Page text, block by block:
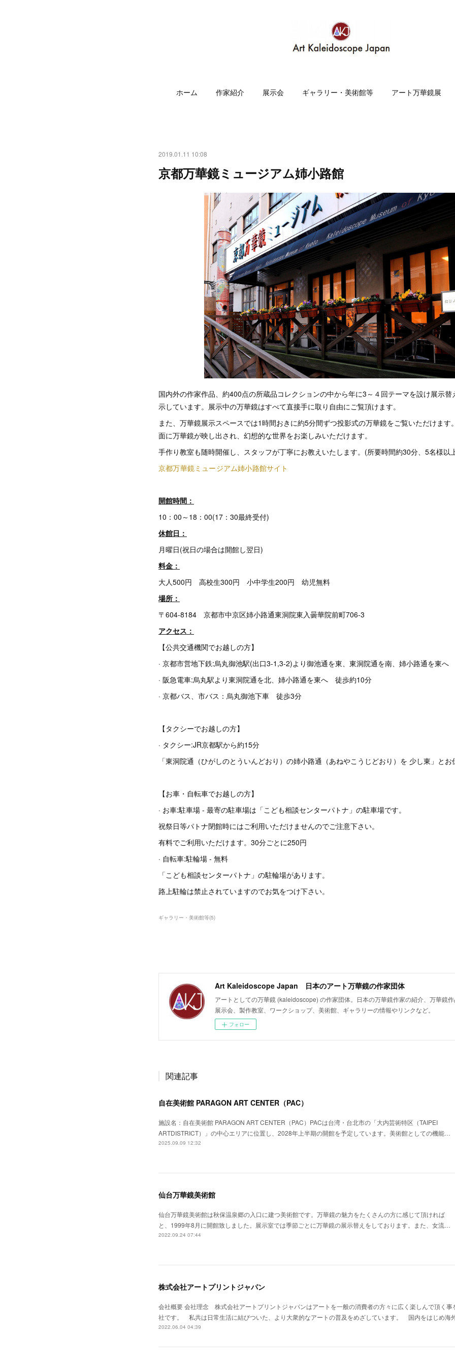
ホーム 作家紹介 展示会 ギャラリー・美術館等 アート万華鏡展
2019.01.11 10:08
京都万華鏡ミュージアム姉小路館
国内外の作家作品、約400点の所蔵品コレクションの中から年に3～４回テーマを設け展示
示しています。展示中の万華鏡はすべて直接手に取り自由にご覧頂けます。
また、万華鏡展示スペースでは1時間おきに約5分間ずつ投影式の万華鏡をご覧いただけます
面に万華鏡が映し出され、幻想的な世界をお楽しみいただけます。
手作り教室も随時開催し、スタッフが丁寧にお教えいたします。(所要時間約30分、5名様以
京都万華鏡ミュージアム姉小路館サイト
開館時間：
10：00～18：00(17：30最終受付)
休館日：
月曜日(祝日の場合は開館し翌日)
料金：
大人500円 高校生300円 小中学生200円 幼児無料
場所：
〒604-8184 京都市中京区姉小路通東洞院東入曇華院前町706‐3
アクセス：
【公共交通機関でお越しの方】
· 京都市営地下鉄:烏丸御池駅(出口3-1,3-2)より御池通を東、東洞院通を南、姉小路通を東
· 阪急電車:烏丸駅より東洞院通を北、姉小路通を東へ 徒歩約10分
· 京都バス、市バス：烏丸御池下車 徒歩3分
【タクシーでお越しの方】
· タクシー:JR京都駅から約15分
「東洞院通（ひがしのとういんどおり）の姉小路通（あねやこうじどおり）を 少し東」とお
【お車・自転車でお越しの方】
· お車:駐車場 - 最寄の駐車場は「こども相談センターパトナ」の駐車場です。
祝祭日等パトナ閉館時にはご利用いただけませんのでご注意下さい。
有料でご利用いただけます。30分ごとに250円
· 自転車:駐輪場 - 無料
「こども相談センターパトナ」の駐輪場があります。
路上駐輪は禁止されていますのでお気をつけ下さい。
ギャラリー・美術館等(5)
Art Kaleidoscope Japan 日本のアート万華鏡の作家団体
アートとしての万華鏡 (kaleidoscope) の作家団体。日本の万華鏡作家の紹介、万華鏡
展示会、製作教室、ワークショップ、美術館、ギャラリーの情報やリンクなど。
フォロー
関連記事
自在美術館 PARAGON ART CENTER（PAC）
施設名：自在美術館 PARAGON ART CENTER（PAC）PACは台湾・台北市の「大内芸術特区（TAIPEI
ARTDISTRICT）」の中心エリアに位置し、2028年上半期の開館を予定しています。美術館としての機能…
2025.09.09 12:32
仙台万華鏡美術館
仙台万華鏡美術館は秋保温泉郷の入口に建つ美術館です。万華鏡の魅力をたくさんの方に感じて頂ければ
と、1999年8月に開館致しました。展示室では季節ごとに万華鏡の展示替えをしております。また、女流…
2022.09.24 07:44
株式会社アートプリントジャパン
会社概要 会社理念 株式会社アートプリントジャパンはアートを一般の消費者の方々に広く楽しんで頂く事
社です。 私共は日常生活に結びついた、より大衆的なアートの普及をめざしています。 国内をはじめ海
2022.06.04 04:39